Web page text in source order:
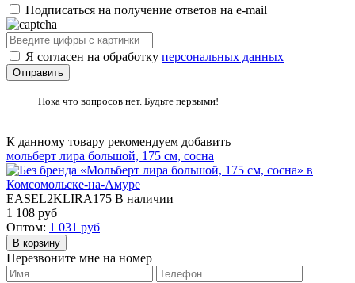
Подписаться на получение ответов на e-mail
Я согласен на обработку персональных данных
Пока что вопросов нет. Будьте первыми!
К данному товару рекомендуем добавить
мольберт лира большой, 175 см, сосна
EASEL2KLIRA175 В наличии
1 108 руб
Оптом: 1 031 руб
Перезвоните мне на номер